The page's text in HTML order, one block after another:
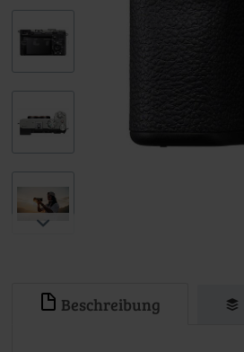
Beschreibung